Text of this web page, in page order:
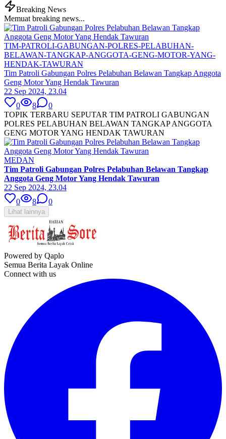
Breaking News
Memuat breaking news...
TIM-PATROLI-GABUNGAN-POLRES-PELABUHAN-
BELAWAN-TANGKAP-ANGGOTA-GENG-MOTOR-YANG-
HENDAK-TAWURAN
Tim Patroli Gabungan Polres Pelabuhan Belawan Tangkap Anggota
Geng Motor Yang Hendak Tawuran
22 Sep 2024, 23.04
0
8
0
TOPIK TERBARU SEPUTAR TIM PATROLI GABUNGAN
POLRES PELABUHAN BELAWAN TANGKAP ANGGOTA
GENG MOTOR YANG HENDAK TAWURAN
MEDAN
Tim Patroli Gabungan Polres Pelabuhan Belawan Tangkap
Anggota Geng Motor Yang Hendak Tawuran
22 Sep 2024, 23.04
0
8 0
Lihat lainnya
Powered by Qaplo
Semua Berita Layak Online
Connect with us